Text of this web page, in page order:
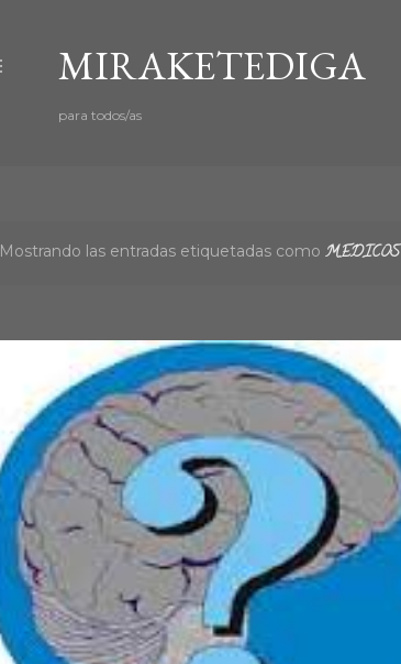
MIRAKETEDIGA
para todos/as
EMostrando las entradas etiquetadas como MEDICOS